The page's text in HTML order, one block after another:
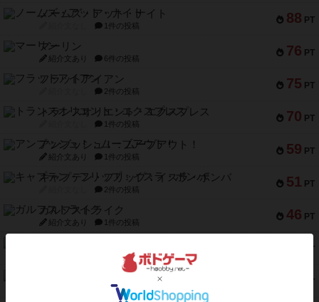
88 PT
ノームズ・アット・ナイト
1件の投稿
76 PT
マーリン
紹介文あり 6件の投稿
75 PT
フラットアイアン
2件の投稿
70 PT
トランスオリエント・エクスプレス
1件の投稿
59 PT
アンブッシュ！：ムーブアウト！
紹介文あり 1件の投稿
51 PT
キャプテン・フリップ：イスラ・ボンバ
2件の投稿
46 PT
ガルフストライク
紹介文あり 1件の投稿
PT
8件の投稿
PT
12件の投稿